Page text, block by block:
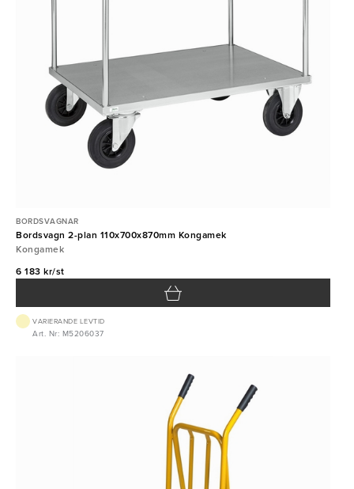
BORDSVAGNAR
Bordsvagn 2-plan 110x700x870mm Kongamek
Kongamek
6 183 kr/st
VARIERANDE LEVTID
Art. Nr: M5206037